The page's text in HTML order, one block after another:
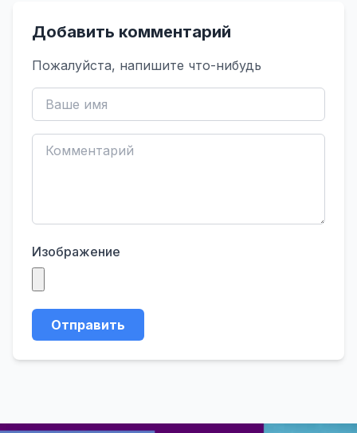
Добавить комментарий
Пожалуйста, напишите что-нибудь
Изображение
Отправить